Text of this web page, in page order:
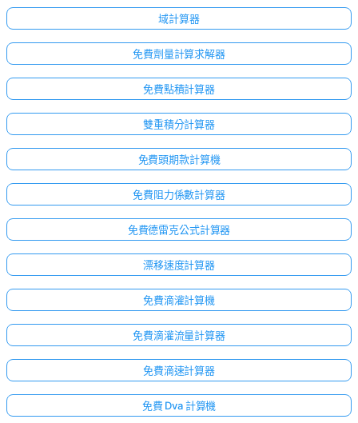
域計算器
免費劑量計算求解器
免費點積計算器
雙重積分計算器
免費頭期款計算機
免費阻力係數計算器
免費德雷克公式計算器
漂移速度計算器
免費滴灌計算機
免費滴灌流量計算器
免費滴速計算器
免費 Dva 計算機